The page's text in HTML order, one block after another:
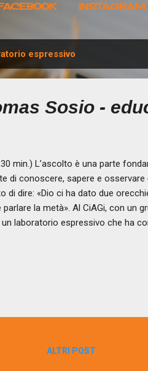
INSTAGRAM
espressivo
Sosio -
min.) L’ascolto è una parte
di conoscere, sapere e
di dire: «Dio ci ha dato due
la metà». Al CiAGi, con un
laboratorio espressivo che ha
arrivare a ciò che vedono gli
proseguito poi con il riconoscere
che molte volte non sempre
ALTRI POST